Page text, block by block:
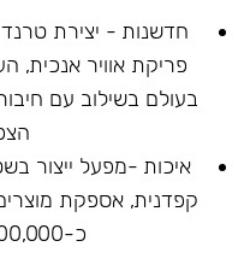
פריקת אוויר אנכית,
בעולם בשילוב עם
כ-500,000+ נרגילות נמכרו.